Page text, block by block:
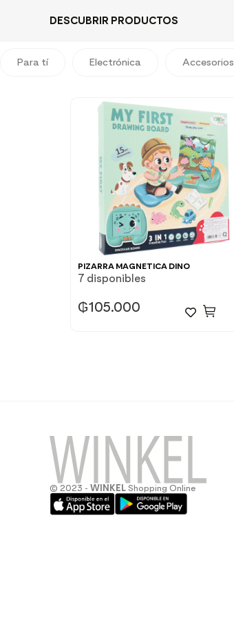
DESCUBRIR PRODUCTOS
Para tí Electrónica Accesorios
PIZARRA MAGNETICA DINO
7 disponibles
₲105.000
© 2023 - WINKEL Shopping Online